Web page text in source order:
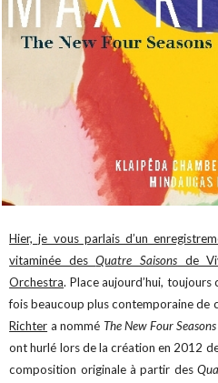
Hier, je vous parlais d’un
vitaminée desQuatre Saisons de
Orchestra. Place aujourd’hui, toujours
fois beaucoup plus contemporaine
Richter a nommé The New Four
ont hurlé lors de la création en 2012
composition originale à partir des